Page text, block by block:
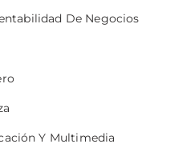
De Negocios
Y Multimedia